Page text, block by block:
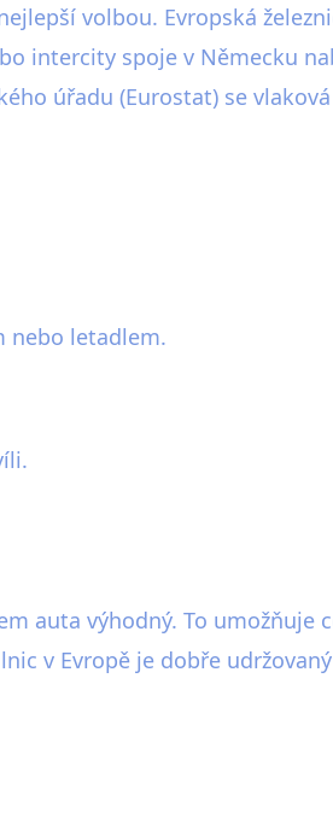
volbou. Evropská
intercity spoje v Německu
úřadu (Eurostat) se
nebo letadlem.
auta výhodný. To umožňuje
v Evropě je dobře